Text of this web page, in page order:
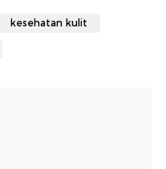
kesehatan kulit